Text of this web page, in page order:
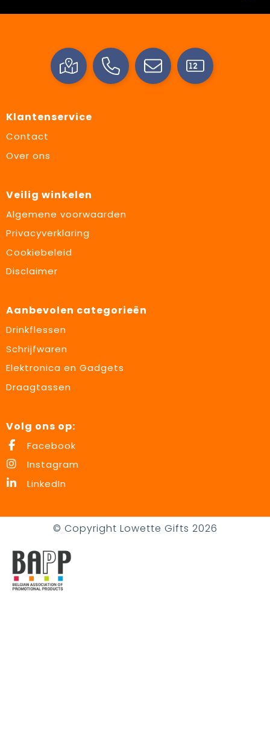
Klantenservice
Contact
Over ons
Veilig winkelen
Algemene voorwaarden
Privacyverklaring
Cookiebeleid
Disclaimer
Aanbevolen categorieën
Drinkflessen
Schrijfwaren
Elektronica en Gadgets
Draagtassen
Volg ons op:
Facebook
Instagram
LinkedIn
© Copyright Lowette Gifts 2026